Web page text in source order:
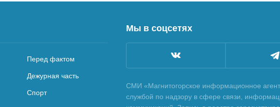
Перед фактом
Дежурная часть
Спорт
Мы в соцсетях
СМИ «Магнитогорское информационное
службой по надзору в сфере связи,